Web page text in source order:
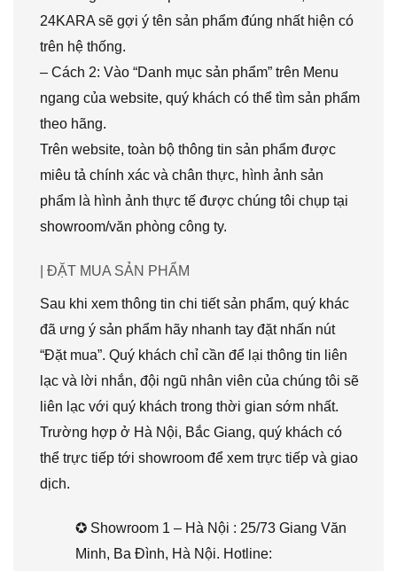
24KARA sẽ gợi ý tên sản phẩm đúng nhất hiện có
trên hệ thống.
– Cách 2: Vào “Danh mục sản phẩm” trên Menu
ngang của website, quý khách có thể tìm sản phẩm
theo hãng.
Trên website, toàn bộ thông tin sản phẩm được
miêu tả chính xác và chân thực, hình ảnh sản
phẩm là hình ảnh thực tế được chúng tôi chụp tại
showroom/văn phòng công ty.
| ĐẶT MUA SẢN PHẨM
Sau khi xem thông tin chi tiết sản phẩm, quý khác
đã ưng ý sản phẩm hãy nhanh tay đặt nhấn nút
“Đặt mua”. Quý khách chỉ cần để lại thông tin liên
lạc và lời nhắn, đội ngũ nhân viên của chúng tôi sẽ
liên lạc với quý khách trong thời gian sớm nhất.
Trường hợp ở Hà Nội, Bắc Giang, quý khách có
thể trực tiếp tới showroom để xem trực tiếp và giao
dịch.
✪ Showroom 1 – Hà Nội : 25/73 Giang Văn
Minh, Ba Đình, Hà Nội. Hotline: